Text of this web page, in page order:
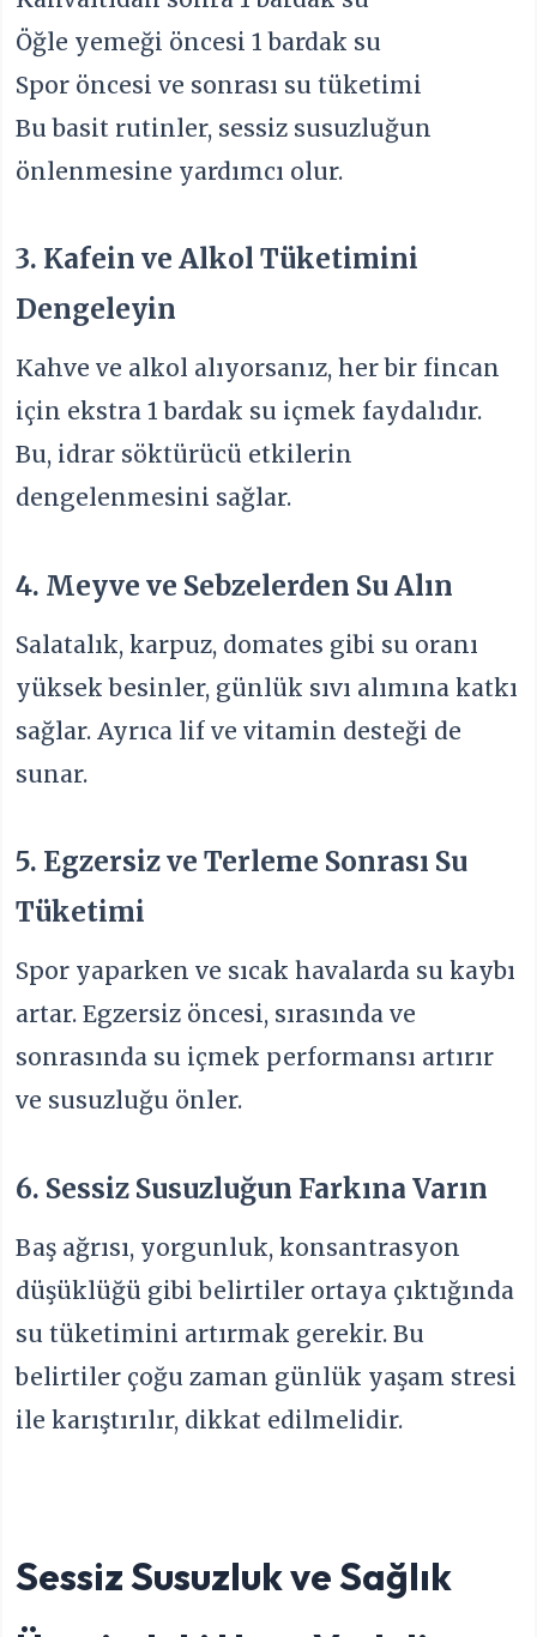
Öğle yemeği öncesi 1 bardak su
Spor öncesi ve sonrası su tüketimi
Bu basit rutinler, sessiz susuzluğun
önlenmesine yardımcı olur.
3. Kafein ve Alkol Tüketimini
Dengeleyin
Kahve ve alkol alıyorsanız, her bir fincan
için ekstra 1 bardak su içmek faydalıdır.
Bu, idrar söktürücü etkilerin
dengelenmesini sağlar.
4. Meyve ve Sebzelerden Su Alın
Salatalık, karpuz, domates gibi su oranı
yüksek besinler, günlük sıvı alımına katkı
sağlar. Ayrıca lif ve vitamin desteği de
sunar.
5. Egzersiz ve Terleme Sonrası Su
Tüketimi
Spor yaparken ve sıcak havalarda su kaybı
artar. Egzersiz öncesi, sırasında ve
sonrasında su içmek performansı artırır
ve susuzluğu önler.
6. Sessiz Susuzluğun Farkına Varın
Baş ağrısı, yorgunluk, konsantrasyon
düşüklüğü gibi belirtiler ortaya çıktığında
su tüketimini artırmak gerekir. Bu
belirtiler çoğu zaman günlük yaşam stresi
ile karıştırılır, dikkat edilmelidir.
Sessiz Susuzluk ve Sağlık